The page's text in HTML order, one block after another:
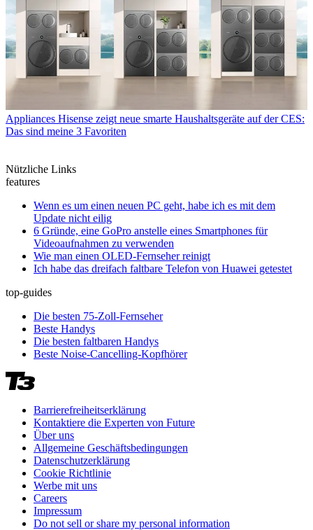
Appliances Hisense zeigt neue smarte Haushaltsgeräte auf der CES:
Das sind meine 3 Favoriten
Nützliche Links
features
Wenn es um einen neuen PC geht, habe ich es mit dem
Update nicht eilig
6 Gründe, eine GoPro anstelle eines Smartphones für
Videoaufnahmen zu verwenden
Wie man einen OLED-Fernseher reinigt
Ich habe das dreifach faltbare Telefon von Huawei getestet
top-guides
Die besten 75-Zoll-Fernseher
Beste Handys
Die besten faltbaren Handys
Beste Noise-Cancelling-Kopfhörer
Barrierefreiheitserklärung
Kontaktiere die Experten von Future
Über uns
Allgemeine Geschäftsbedingungen
Datenschutzerklärung
Cookie Richtlinie
Werbe mit uns
Careers
Impressum
Do not sell or share my personal information